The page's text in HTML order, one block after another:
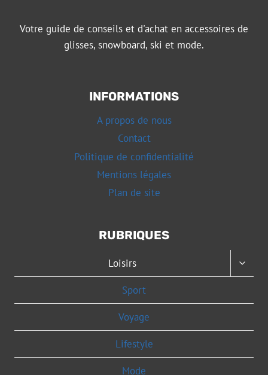
Votre guide de conseils et d'achat en accessoires de
glisses, snowboard, ski et mode.
INFORMATIONS
A propos de nous
Contact
Politique de confidentialité
Mentions légales
Plan de site
RUBRIQUES
Loisirs
Sport
Voyage
Lifestyle
Mode